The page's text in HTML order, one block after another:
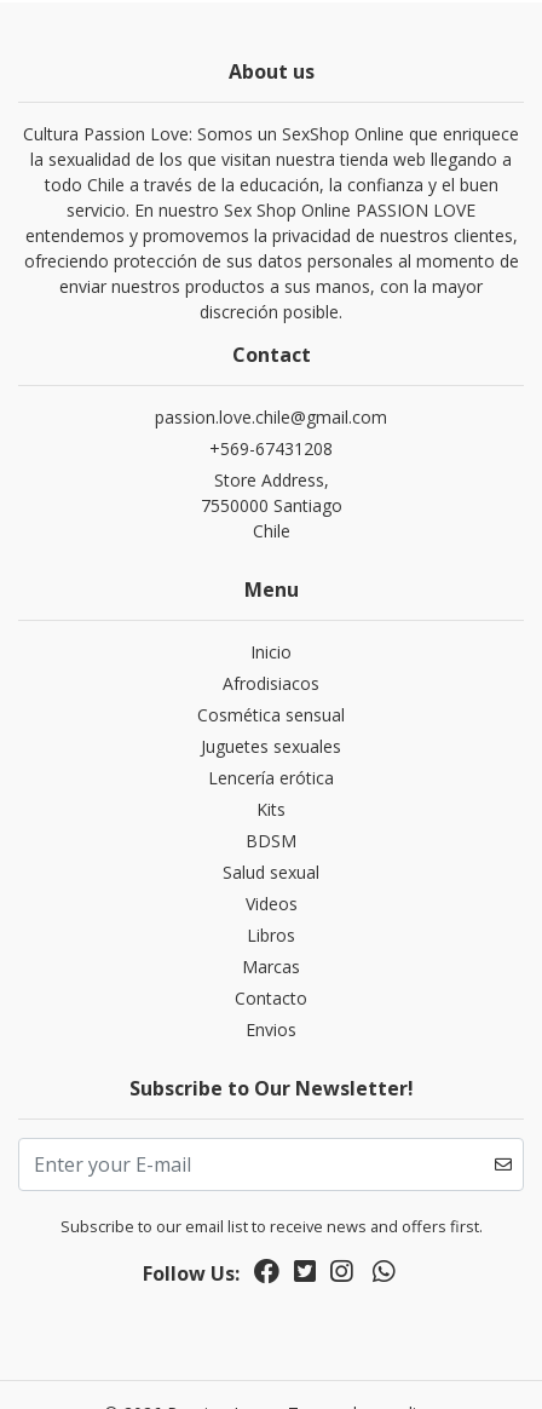
About us
Cultura Passion Love: Somos un SexShop Online que enriquece
la sexualidad de los que visitan nuestra tienda web llegando a
todo Chile a través de la educación, la confianza y el buen
servicio. En nuestro Sex Shop Online PASSION LOVE
entendemos y promovemos la privacidad de nuestros clientes,
ofreciendo protección de sus datos personales al momento de
enviar nuestros productos a sus manos, con la mayor
discreción posible.
Contact
passion.love.chile@gmail.com
+569-67431208
Store Address,
7550000 Santiago
Chile
Menu
Inicio
Afrodisiacos
Cosmética sensual
Juguetes sexuales
Lencería erótica
Kits
BDSM
Salud sexual
Videos
Libros
Marcas
Contacto
Envios
Subscribe to Our Newsletter!
Subscribe to our email list to receive news and offers first.
Follow Us: